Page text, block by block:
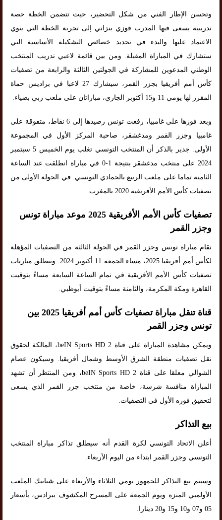
وتحسن الإطار الفني من شكل التحضير، حيث تتضمن الخطة حصة
تدريبية يسعى فيها المدرب فوزي بنزاتي إلى تجربة الخطة التي ينوي
الاعتماد عليها والبدء في تحديد خصائص التشكيلة الأساسية التي
ستشارك في المباراة المقبلة. ومن بين قائمة لاعبي تدريب المنتخب
الوطني المدعوين للمشاركة في الجولتين الثالثة والرابعة من تصفيات
كأس أمم أفريقيا بجزر القمر، سيشارك 27 لاعبا في براديس حماة
المقرر لها يومي 11 و15 أكتوبر الجاري، مباراتان على ملعب ربي بضياء.
وبعد فوزها على غامبيا، رفعت تونس رصيدها إلى 6 نقاط، متفوقة على
غامبيا وجزر القمر ومدغشقر، صاحبة المركز الأول في المجموعة
الأولى. جدير بالذكر أن المنتخب التونسي تغلب يوم الخميس 5 سبتمبر
2024 على منتخب مدغشقر بنتيجة 1-0 في مباراة انطلقت عند الساعة
الثامنة تماما على ملعب الربيع بالحمادي التونسي. في الجولة الأولى من
تصفيات كأس الأمم الأفريقية 2020 بالمغرب.
تصفيات كأس الأمم الأفريقية 2025 موعد مباراة تونس
وجزر القمر
تقام مباراة تونس وجزر القمر في الجولة الثالثة من التصفيات المؤهلة
لكأس أمم أفريقيا 2025، مساء الجمعة 11 أكتوبر 2024. وتنطلق مباريات
تصفيات كأس الأمم الأفريقية في تمام الساعة السابعة مساءً بتوقيت
القاهرة ومكة المكرمة، والثامنة مساءً بتوقيت أبوظبي.
قناة تنقل مباراة تصفيات كأس أمم أفريقيا 2025 بين
تونس وجزر القمر
ويمكن مشاهدة المباراة على قناة beIN Sports HD 2، المالكة لحقوق
نقل تصفيات منطقة الشرق الأوسط وشمال أفريقيا. وسيكون عصام
الشوالي معلقا على قناة beIN Sports HD 2، ومن المنتظر أن تشهد
المباراة منافسة شرسة، خاصة من منتخب جزر القمر الذي يسعى
لتحقيق فوزه الأول في التصفيات.
بيع التذاكر
أعلن الاتحاد التونسي لكرة القدم أنه سيطلق تذاكر مباراة المنتخب
التونسي وجزر القمر ابتداء من اليوم الأربعاء.
وسيتم بيع التذاكر للجمهور يومي الثلاثاء والأربعاء على شبابيك الملعب
الأولمبي المنزه ويوم الجمعة على المسرح المكشوف ببرادس، بأسعار
05 و07 و10 و15 و20 دينارا.